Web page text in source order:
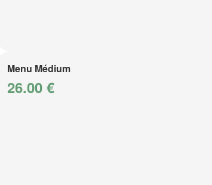
Menu Médium
26.00 €